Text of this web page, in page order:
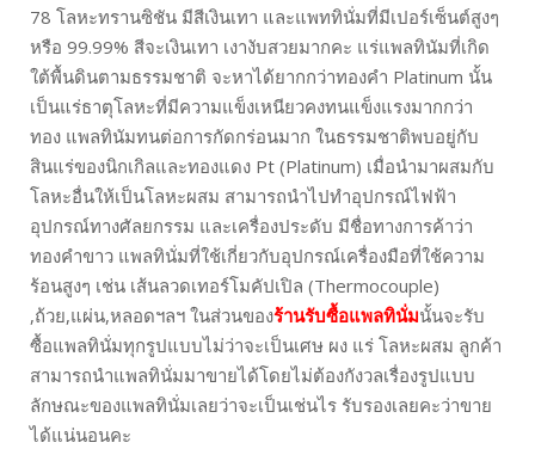
78 โลหะทรานซิชัน มีสีเงินเทา และแพททินั่มที่มีเปอร์เซ็นต์สูงๆ
หรือ 99.99% สีจะเงินเทา เงางับสวยมากคะ แร่แพลทินัมที่เกิด
ใต้พื้นดินตามธรรมชาติ จะหาได้ยากกว่าทองคำ Platinum นั้น
เป็นแร่ธาตุโลหะที่มีความแข็งเหนียวคงทนแข็งแรงมากกว่า
ทอง แพลทินัมทนต่อการกัดกร่อนมาก ในธรรมชาติพบอยู่กับ
สินแร่ของนิกเกิลและทองแดง Pt (Platinum) เมื่อนำมาผสมกับ
โลหะอื่นให้เป็นโลหะผสม สามารถนำไปทำอุปกรณ์ไฟฟ้า
อุปกรณ์ทางศัลยกรรม และเครื่องประดับ มีชื่อทางการค้าว่า
ทองคำขาว แพลทินั่มที่ใช้เกี่ยวกับอุปกรณ์เครื่องมือที่ใช้ความ
ร้อนสูงๆ เช่น เส้นลวดเทอร์โมคัปเปิล (Thermocouple)
,ถ้วย,แผ่น,หลอดฯลฯ ในส่วนของร้านรับซื้อแพลทินั่มนั้นจะรับ
ซื้อแพลทินั่มทุกรูปแบบไม่ว่าจะเป็นเศษ ผง แร่ โลหะผสม ลูกค้า
สามารถนำแพลทินั่มมาขายได้โดยไม่ต้องกังวลเรื่องรูปแบบ
ลักษณะของแพลทินั่มเลยว่าจะเป็นเช่นไร รับรองเลยคะว่าขาย
ได้แน่นอนคะ